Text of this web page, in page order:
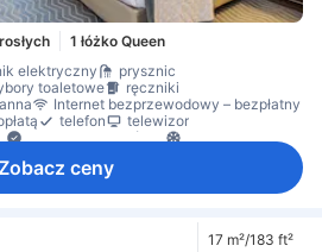
1 łóżko Queen
elektryczny
prysznic
toaletowe
ręczniki
Internet bezprzewodowy – bezpłatny
telefon
telewizor
Gniazdko przy łóżku
klimatyzacja
Kosze na śmieci
Zobacz ceny
17 m²/183 ft²